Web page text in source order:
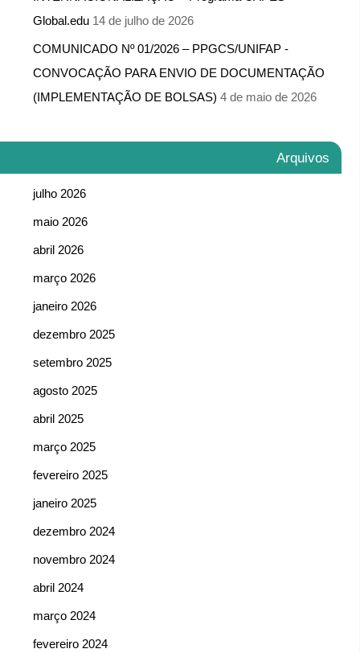
Global.edu 14 de julho de 2026
COMUNICADO Nº 01/2026 – PPGCS/UNIFAP -​
CONVOCAÇÃO PARA ENVIO DE DOCUMENTAÇÃO
(IMPLEMENTAÇÃO DE BOLSAS) 4 de maio de 2026
Arquivos
julho 2026
maio 2026
abril 2026
março 2026
janeiro 2026
dezembro 2025
setembro 2025
agosto 2025
abril 2025
março 2025
fevereiro 2025
janeiro 2025
dezembro 2024
novembro 2024
abril 2024
março 2024
fevereiro 2024